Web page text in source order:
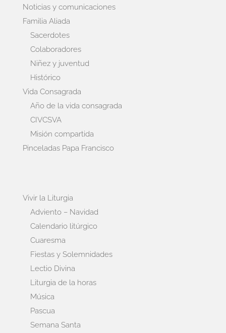
Noticias y comunicaciones
Familia Aliada
Sacerdotes
Colaboradores
Niñez y juventud
Histórico
Vida Consagrada
Año de la vida consagrada
CIVCSVA
Misión compartida
Pinceladas Papa Francisco
Vivir la Liturgia
Adviento – Navidad
Calendario litúrgico
Cuaresma
Fiestas y Solemnidades
Lectio Divina
Liturgia de la horas
Música
Pascua
Semana Santa